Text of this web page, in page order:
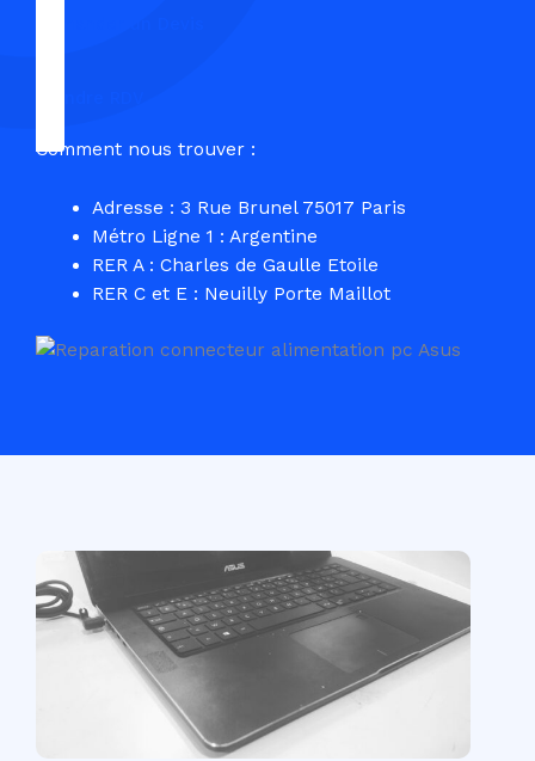
Comment nous trouver :
Adresse : 3 Rue Brunel 75017 Paris
Métro Ligne 1 : Argentine
RER A : Charles de Gaulle Etoile
RER C et E : Neuilly Porte Maillot